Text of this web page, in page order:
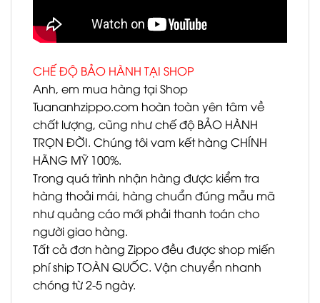
CHẾ ĐỘ BẢO HÀNH TẠI SHOP
Anh, em mua hàng tại Shop
Tuananhzippo.com hoàn toàn yên tâm về
chất lượng, cũng như chế độ BẢO HÀNH
TRỌN ĐỜI. Chúng tôi vam kết hàng CHÍNH
HÃNG MỸ 100%.
Trong quá trình nhận hàng được kiểm tra
hàng thoải mái, hàng chuẩn đúng mẫu mã
như quảng cáo mới phải thanh toán cho
người giao hàng.
Tất cả đơn hàng Zippo đều được shop miến
phí ship TOÀN QUỐC. Vận chuyển nhanh
chóng từ 2-5 ngày.